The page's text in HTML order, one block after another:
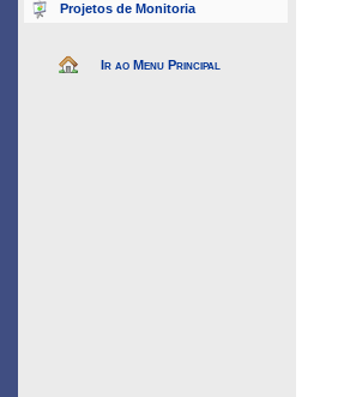
Projetos de Monitoria
Ir ao Menu Principal